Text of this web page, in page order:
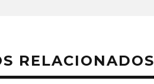
RELACIONADOS